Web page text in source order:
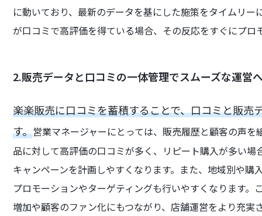
に動いており、最新のデータを基にした施策をタイムリ
が口コミで高評価を得ている場合、その反応をすぐにプ
2.販売データと口コミの一体管理でスムーズな運営
楽楽販売に口コミを蓄積することで、口コミと販売
す。営業マネージャーにとっては、販売履歴と顧客の声
品に対して高評価の口コミが多く、リピート購入が多い
キャンペーンを計画しやすくなります。また、地域別や
プロモーションやターゲティングも行いやすくなります
増加や顧客のファン化にもつながり、店舗運営をより充実